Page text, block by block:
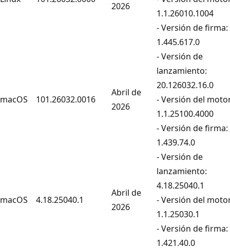
2026
1.1.26010.1004
- Versión de firma:
1.445.617.0
macOS 101.26032.0016
Abril de
2026
- Versión de
lanzamiento:
20.126032.16.0
- Versión del
1.1.25100.4000
- Versión de firma:
1.439.74.0
macOS 4.18.25040.1
Abril de
2026
- Versión de
lanzamiento:
4.18.25040.1
- Versión del
1.1.25030.1
- Versión de firma:
1.421.40.0